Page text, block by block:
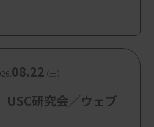
08.22（土）
USC研究会／ウェブ